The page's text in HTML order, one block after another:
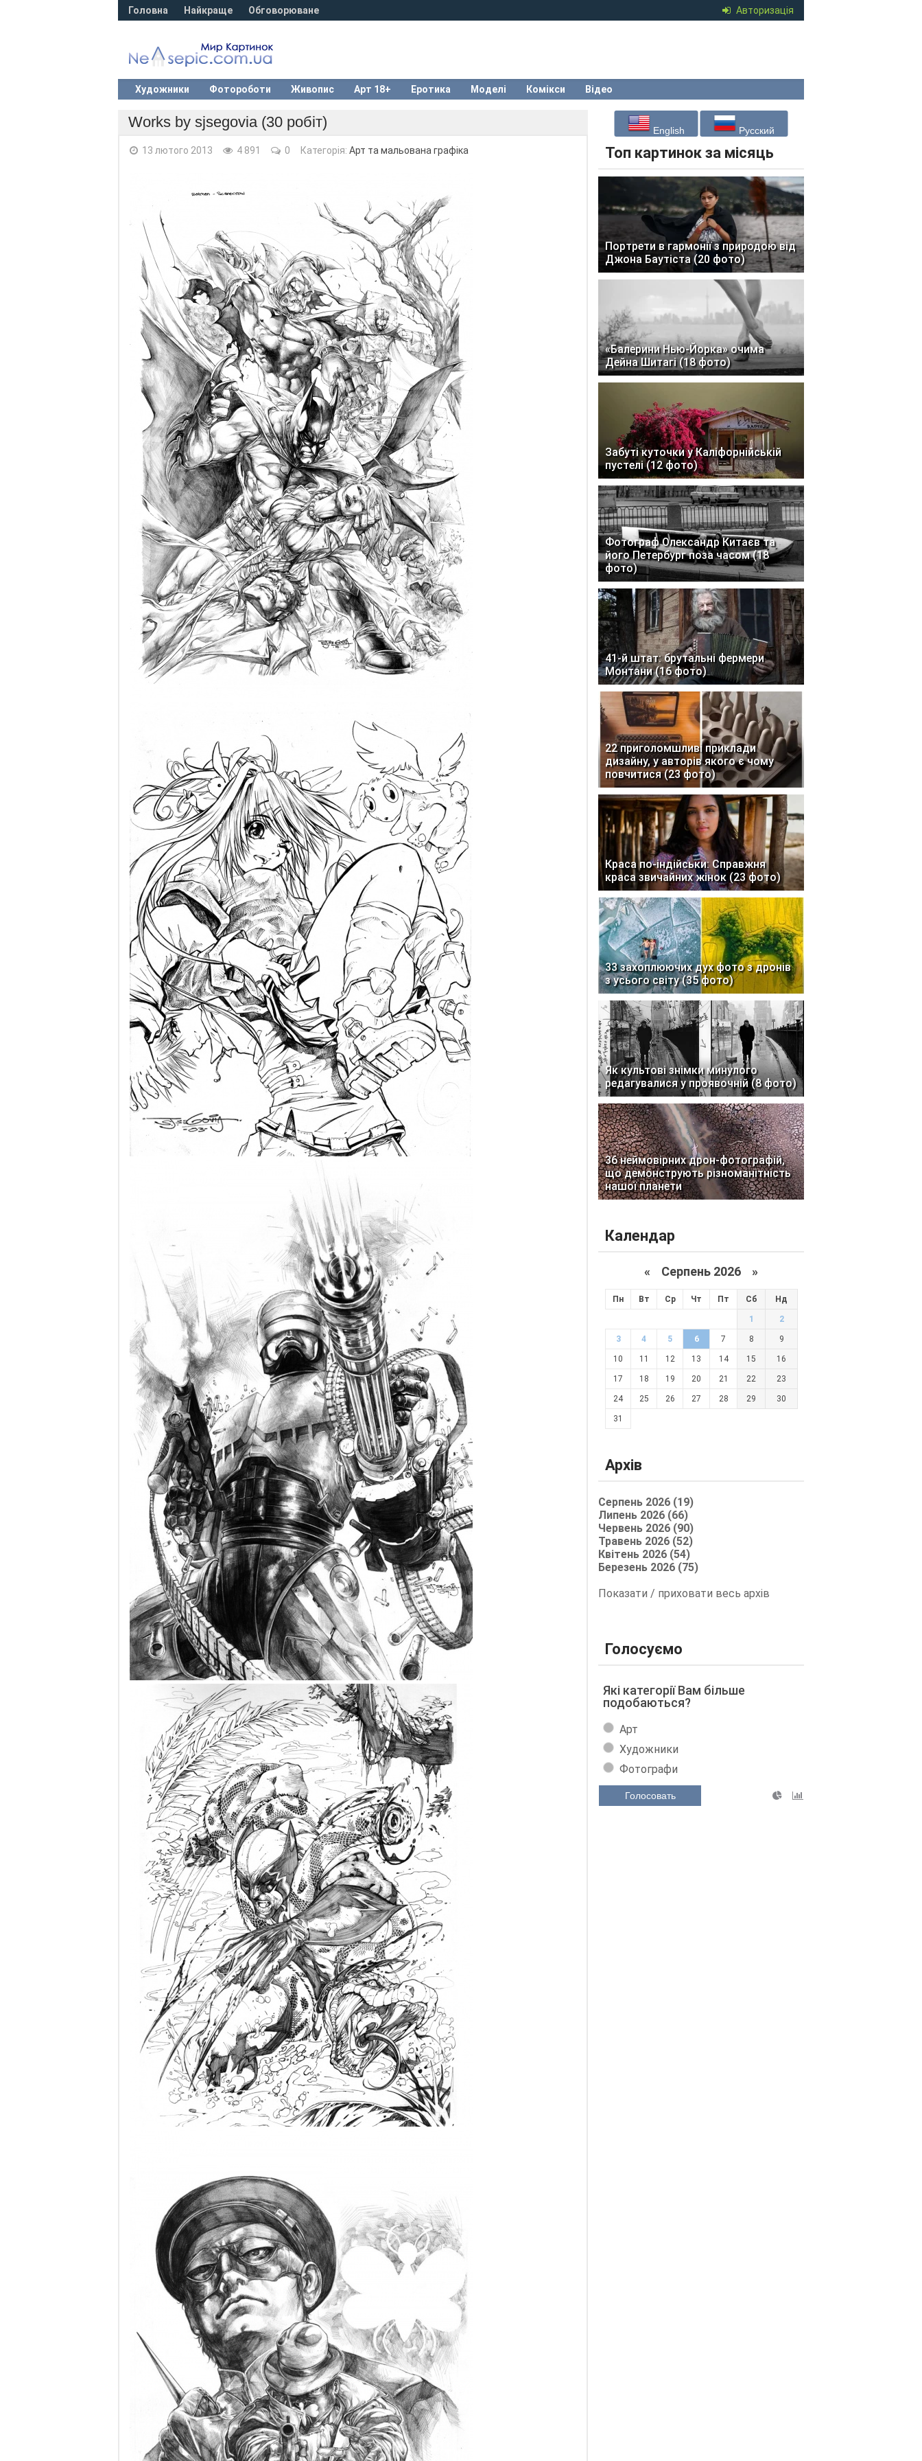
Авторизація
Головна Найкраще Обговорюване
Художники Фотороботи Живопис Арт 18+ Еротика Моделі Комікси Відео
Works by sjsegovia (30 робіт)
13 лютого 2013 4 891 0 Категорія: Арт та мальована графіка
English Русский
Топ картинок за місяць
Портрети в гармонії з природою від
Джона Баутіста (20 фото)
«Балерини Нью-Йорка» очима
Дейна Шитагі (18 фото)
Забуті куточки у Каліфорнійській
пустелі (12 фото)
Фотограф Олександр Китаєв та
його Петербург поза часом (18
фото)
41-й штат: брутальні фермери
Монтани (16 фото)
22 приголомшливі приклади
дизайну, у авторів якого є чому
повчитися (23 фото)
Краса по-індійськи: Справжня
краса звичайних жінок (23 фото)
33 захоплюючих дух фото з дронів
з усього світу (35 фото)
Як культові знімки минулого
редагувалися у проявочній (8 фото)
36 неймовірних дрон-фотографій,
що демонструють різноманітність
нашої планети
Календар
« Серпень 2026 »
Пн Вт Ср Чт Пт Сб Нд
1 2
3 4 5 6 7 8 9
10 11 12 13 14 15 16
17 18 19 20 21 22 23
24 25 26 27 28 29 30
31
Архів
Серпень 2026 (19)
Липень 2026 (66)
Червень 2026 (90)
Травень 2026 (52)
Квітень 2026 (54)
Березень 2026 (75)
Показати / приховати весь архів
Голосуємо
Які категорії Вам більше
подобаються?
Арт
Художники
Фотографи
Голосовать